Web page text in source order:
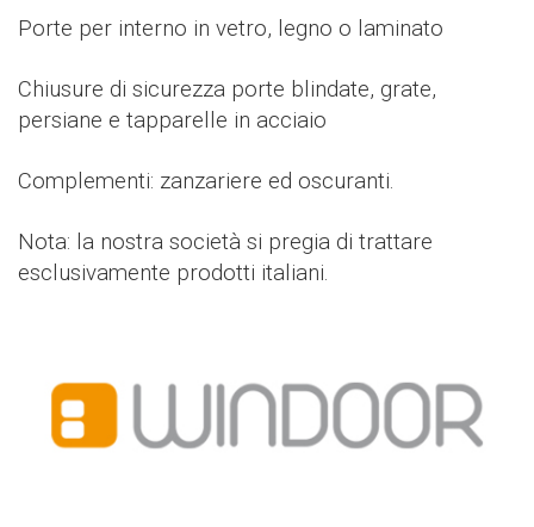
Porte per interno in vetro, legno o laminato
Chiusure di sicurezza porte blindate, grate,
persiane e tapparelle in acciaio
Complementi: zanzariere ed oscuranti.
Nota: la nostra società si pregia di trattare
esclusivamente prodotti italiani.